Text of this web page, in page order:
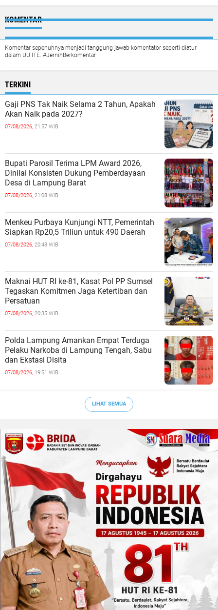
KOMENTAR
Komentar sepenuhnya menjadi tanggung jawab komentator seperti diatur
dalam UU ITE. #JernihBerkomentar
TERKINI
Gaji PNS Tak Naik Selama 2 Tahun, Apakah
Akan Naik pada 2027?
07/08/2026, 21:57 WIB
Bupati Parosil Terima LPM Award 2026,
Dinilai Konsisten Dukung Pemberdayaan
Desa di Lampung Barat
07/08/2026, 21:08 WIB
Menkeu Purbaya Kunjungi NTT, Pemerintah
Siapkan Rp20,5 Triliun untuk 490 Daerah
07/08/2026, 20:48 WIB
Maknai HUT RI ke-81, Kasat Pol PP Sumsel
Tegaskan Komitmen Jaga Ketertiban dan
Persatuan
07/08/2026, 20:35 WIB
Polda Lampung Amankan Empat Terduga
Pelaku Narkoba di Lampung Tengah, Sabu
dan Ekstasi Disita
07/08/2026, 19:51 WIB
LIHAT SEMUA